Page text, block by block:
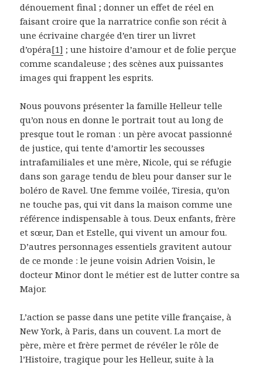
dénouement final ; donner un effet de réel en
faisant croire que la narratrice confie son récit à
une écrivaine chargée d’en tirer un livret
d’opéra[1] ; une histoire d’amour et de folie perçue
comme scandaleuse ; des scènes aux puissantes
images qui frappent les esprits.
Nous pouvons présenter la famille Helleur telle
qu’on nous en donne le portrait tout au long de
presque tout le roman : un père avocat passionné
de justice, qui tente d’amortir les secousses
intrafamiliales et une mère, Nicole, qui se réfugie
dans son garage tendu de bleu pour danser sur le
boléro de Ravel. Une femme voilée, Tiresia, qu’on
ne touche pas, qui vit dans la maison comme une
référence indispensable à tous. Deux enfants, frère
et sœur, Dan et Estelle, qui vivent un amour fou.
D’autres personnages essentiels gravitent autour
de ce monde : le jeune voisin Adrien Voisin, le
docteur Minor dont le métier est de lutter contre sa
Major.
L’action se passe dans une petite ville française, à
New York, à Paris, dans un couvent. La mort de
père, mère et frère permet de révéler le rôle de
l’Histoire, tragique pour les Helleur, suite à la